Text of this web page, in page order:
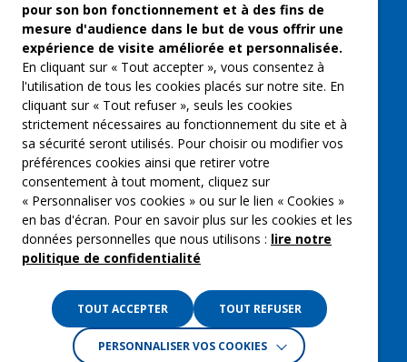
Musique et spectacles
Qui sommes-nous ?
Groupe Emargence
C’moi le chef
Actualités
Contactez nous
Mentions légales
Gestion des cookies
Crédits :La Jungle
pour son bon fonctionnement et à des fins de
mesure d'audience dans le but de vous offrir une
expérience de visite améliorée et personnalisée.
En cliquant sur « Tout accepter », vous consentez à
l'utilisation de tous les cookies placés sur notre site. En
cliquant sur « Tout refuser », seuls les cookies
strictement nécessaires au fonctionnement du site et à
sa sécurité seront utilisés. Pour choisir ou modifier vos
préférences cookies ainsi que retirer votre
consentement à tout moment, cliquez sur
« Personnaliser vos cookies » ou sur le lien « Cookies »
en bas d'écran. Pour en savoir plus sur les cookies et les
données personnelles que nous utilisons : lire notre
politique de confidentialité
TOUT ACCEPTER TOUT REFUSER
PERSONNALISER VOS COOKIES